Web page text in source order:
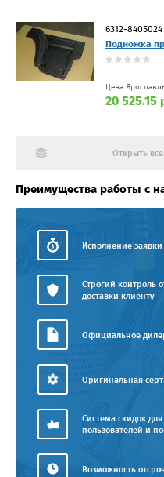
6312-8405024
Подножка
Цена
20 525.15
Открыть
Преимущества работы с
Исполнение
Строгий контроль
доставки клиенту
Официальное
Оригинальная
Система скидок
пользователей и
Возможность